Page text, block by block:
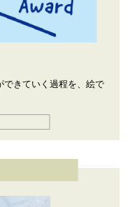
できていく過程を、絵で